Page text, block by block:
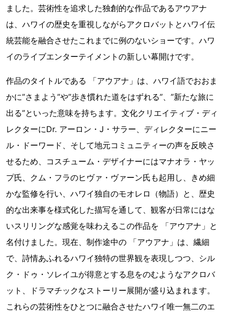
ました。芸術性を追求した独創的な作品であるアウアナ
は、ハワイの歴史を重視しながらアクロバットとハワイ伝
統芸能を融合させたこれまでに例のないショーです。ハワ
イのライブエンターテイメントの新しい幕開けです。
作品のタイトルである 「アウアナ」は、ハワイ語でおおま
かに”さまよう”や”歩き慣れた道をはずれる”、”新たな旅に
出る”といった意味を持ちます。文化クリエイティブ・ディ
レクターにDr. アーロン・J・サラー、ディレクターにニー
ル・ドーワード、そして地元コミュニティーの声を反映さ
せるため、コスチューム・デザイナーにはマナオラ・ヤッ
プ氏、クム・フラのヒヴァ・ヴァーン氏も起用し、きめ細
かな監修を行い、ハワイ独自のモオレロ（物語）と、歴史
的な出来事を様式化した描写を通して、観客が日常にはな
いスリリングな感覚を味わえるこの作品を 「アウアナ」と
名付けました。現在、制作途中の 「アウアナ」は、繊細
で、詩情あふれるハワイ独特の世界観を表現しつつ、シル
ク・ドゥ・ソレイユが得意とする息をのむようなアクロバ
ット、ドラマチックなストーリー展開が盛り込まれます。
これらの芸術性をひとつに融合させたハワイ唯一無二のエ